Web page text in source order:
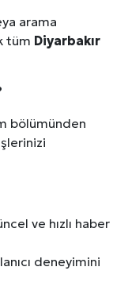
arama
tüm Diyarbakır
bölümünden
ve hızlı haber
deneyimini